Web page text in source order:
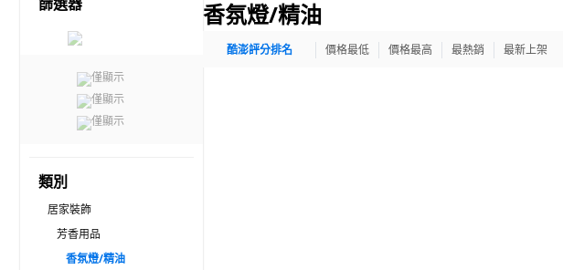
僅顯示
僅顯示
僅顯示
類別
居家裝飾
芳香用品
香氛燈/精油
香氛燈/精油
酷澎評分排名 價格最低 價格最高 最熱銷 最新上架